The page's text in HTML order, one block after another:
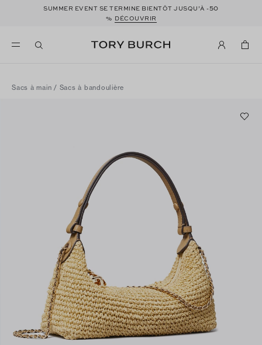
SUMMER EVENT SE TERMINE BIENTÔT JUSQU’À -50
% DÉCOUVRIR
Sacs à main / Sacs à bandoulière